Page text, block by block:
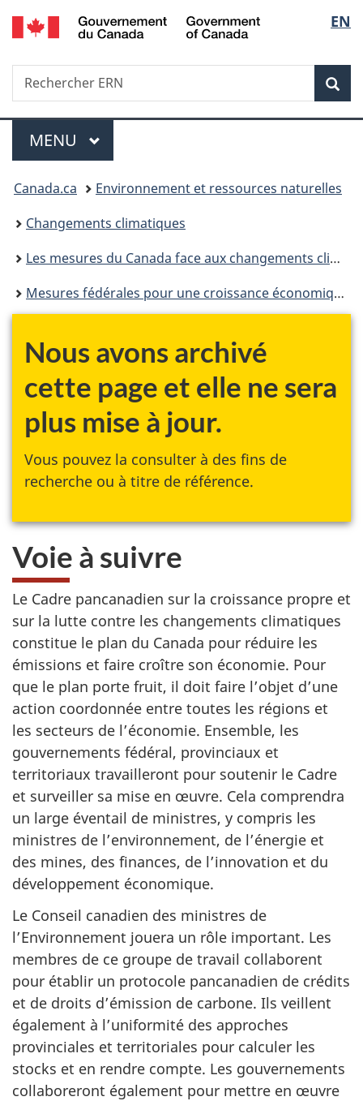
Passer
au
Passer
à
du
Passer
à
simplifiée
de
la
EN
Recherche
Rechercher
ERN
Menu
MENU PRINCIPAL
Vous
êtes
ici :
Canada.ca
Environnement et ressources naturelles
Changements climatiques
Les mesures du Canada face aux changements climatiques
Mesures fédérales pour une croissance économique propre
Nous avons archivé
cette page et elle ne sera
plus mise à jour.
Vous pouvez la consulter à des fins de
recherche ou à titre de référence.
Voie à suivre
Le Cadre pancanadien sur la croissance propre et
sur la lutte contre les changements climatiques
constitue le plan du Canada pour réduire les
émissions et faire croître son économie. Pour
que le plan porte fruit, il doit faire l’objet d’une
action coordonnée entre toutes les régions et
les secteurs de l’économie. Ensemble, les
gouvernements fédéral, provinciaux et
territoriaux travailleront pour soutenir le Cadre
et surveiller sa mise en œuvre. Cela comprendra
un large éventail de ministres, y compris les
ministres de l’environnement, de l’énergie et
des mines, des finances, de l’innovation et du
développement économique.
Le Conseil canadien des ministres de
l’Environnement jouera un rôle important. Les
membres de ce groupe de travail collaborent
pour établir un protocole pancanadien de crédits
et de droits d’émission de carbone. Ils veillent
également à l’uniformité des approches
provinciales et territoriales pour calculer les
stocks et en rendre compte. Les gouvernements
collaboreront également pour mettre en œuvre